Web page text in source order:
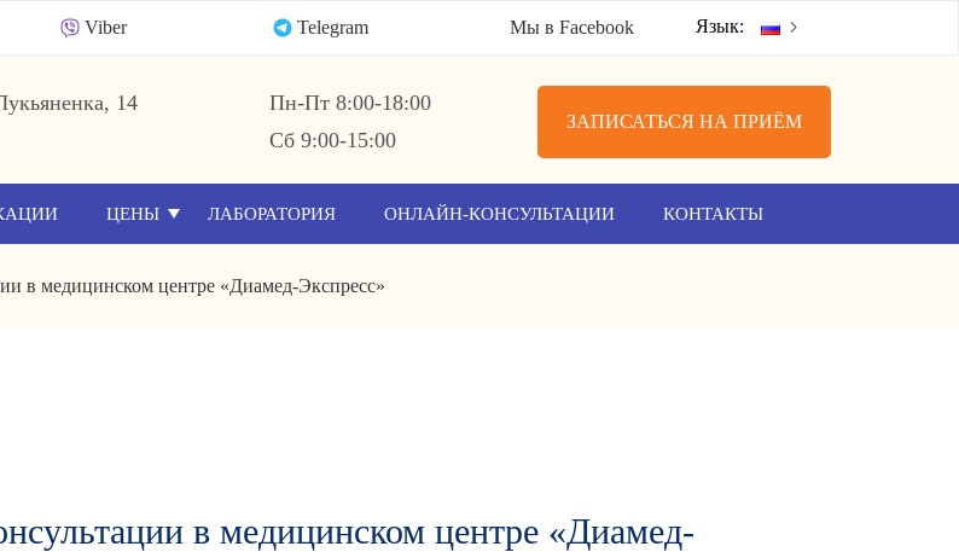
Viber Telegram Мы в Facebook Язык:
14
Пн-Пт 8:00-18:00
Сб 9:00-15:00
ЗАПИСАТЬСЯ НА ПРИЁМ
ЦЕНЫ ЛАБОРАТОРИЯ ОНЛАЙН-КОНСУЛЬТАЦИИ КОНТАКТЫ
в медицинском центре «Диамед-Экспресс»
в медицинском центре «Диамед-